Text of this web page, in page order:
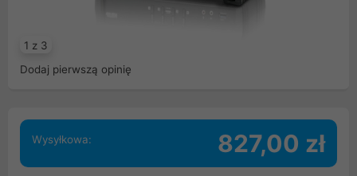
1 z 3
Dodaj pierwszą opinię
Wysyłkowa: 827,00 zł